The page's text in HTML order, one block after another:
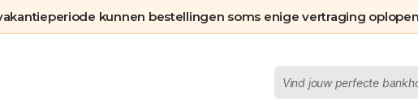
kunnen bestellingen soms enige vertraging
zoeken